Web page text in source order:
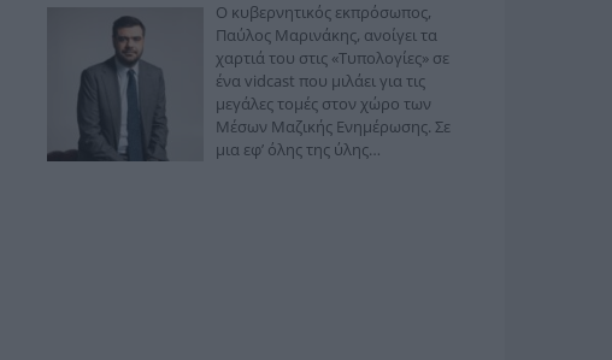
Ο κυβερνητικός εκπρόσωπος,
Παύλος Μαρινάκης, ανοίγει τα
χαρτιά του στις «Τυπολογίες» σε
ένα vidcast που μιλάει για τις
μεγάλες τομές στον χώρο των
Μέσων Μαζικής Ενημέρωσης. Σε
μια εφ’ όλης της ύλης